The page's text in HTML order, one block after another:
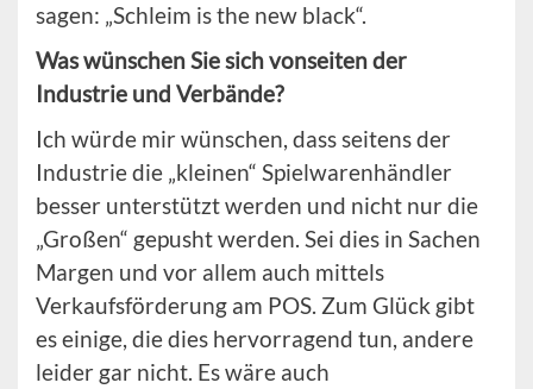
sagen: „Schleim is the new black“.
Was wünschen Sie sich vonseiten der
Industrie und Verbände?
Ich würde mir wünschen, dass seitens der
Industrie die „kleinen“ Spielwarenhändler
besser unterstützt werden und nicht nur die
„Großen“ gepusht werden. Sei dies in Sachen
Margen und vor allem auch mittels
Verkaufsförderung am POS. Zum Glück gibt
es einige, die dies hervorragend tun, andere
leider gar nicht. Es wäre auch